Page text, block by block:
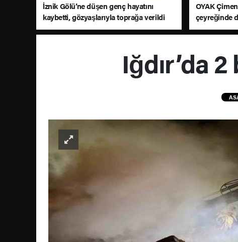
İznik Gölü’ne düşen genç hayatını
kaybetti, gözyaşlarıyla toprağa verildi
OYAK
çeyreğinde
sürdürdü
Iğdır’da